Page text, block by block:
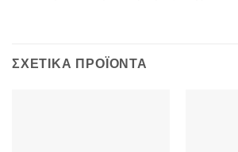
ΣΧΕΤΙΚΆ ΠΡΟΪΌΝΤΑ